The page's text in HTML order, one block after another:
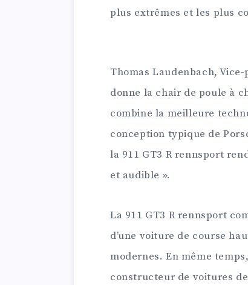
plus extrêmes et les plus
Thomas Laudenbach,
donne la chair de poule à
combine la meilleure
conception typique de
la 911 GT3 R rennsport
et audible ».
La 911 GT3 R rennsport
d’une voiture de course
modernes. En même
constructeur de voitures